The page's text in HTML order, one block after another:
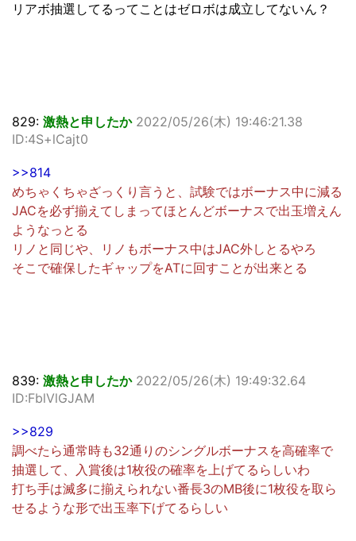
リアボ抽選してるってことはゼロボは成立してないん？
829: 激熱と申したか 2022/05/26(木) 19:46:21.38
ID:4S+lCajt0
>>814
めちゃくちゃざっくり言うと、試験ではボーナス中に減る
JACを必ず揃えてしまってほとんどボーナスで出玉増えん
ようなっとる
リノと同じや、リノもボーナス中はJAC外しとるやろ
そこで確保したギャップをATに回すことが出来とる
839: 激熱と申したか 2022/05/26(木) 19:49:32.64
ID:FblVlGJAM
>>829
調べたら通常時も32通りのシングルボーナスを高確率で
抽選して、入賞後は1枚役の確率を上げてるらしいわ
打ち手は滅多に揃えられない番長3のMB後に1枚役を取ら
せるような形で出玉率下げてるらしい